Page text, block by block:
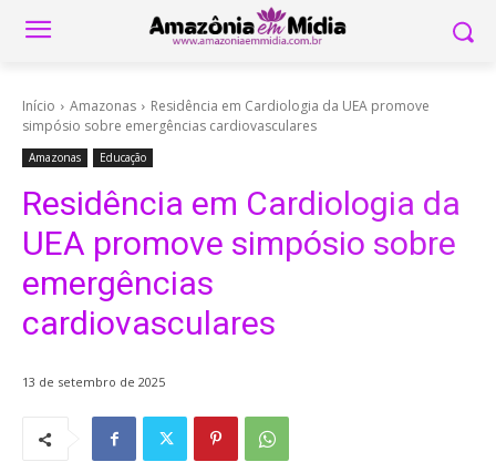
Início Amazonas
Residência em Cardiologia da UEA promove
simpósio sobre emergências cardiovasculares
Amazonas Educação
Residência em Cardiologia da
UEA promove simpósio sobre
emergências
cardiovasculares
13 de setembro de 2025